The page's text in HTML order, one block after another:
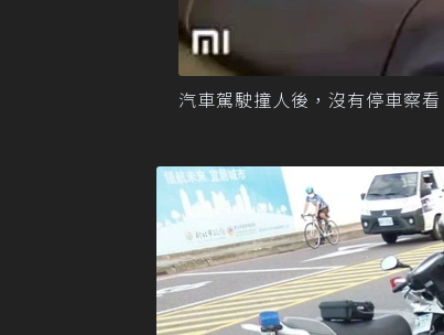
汽車駕駛撞人後，沒有停車察